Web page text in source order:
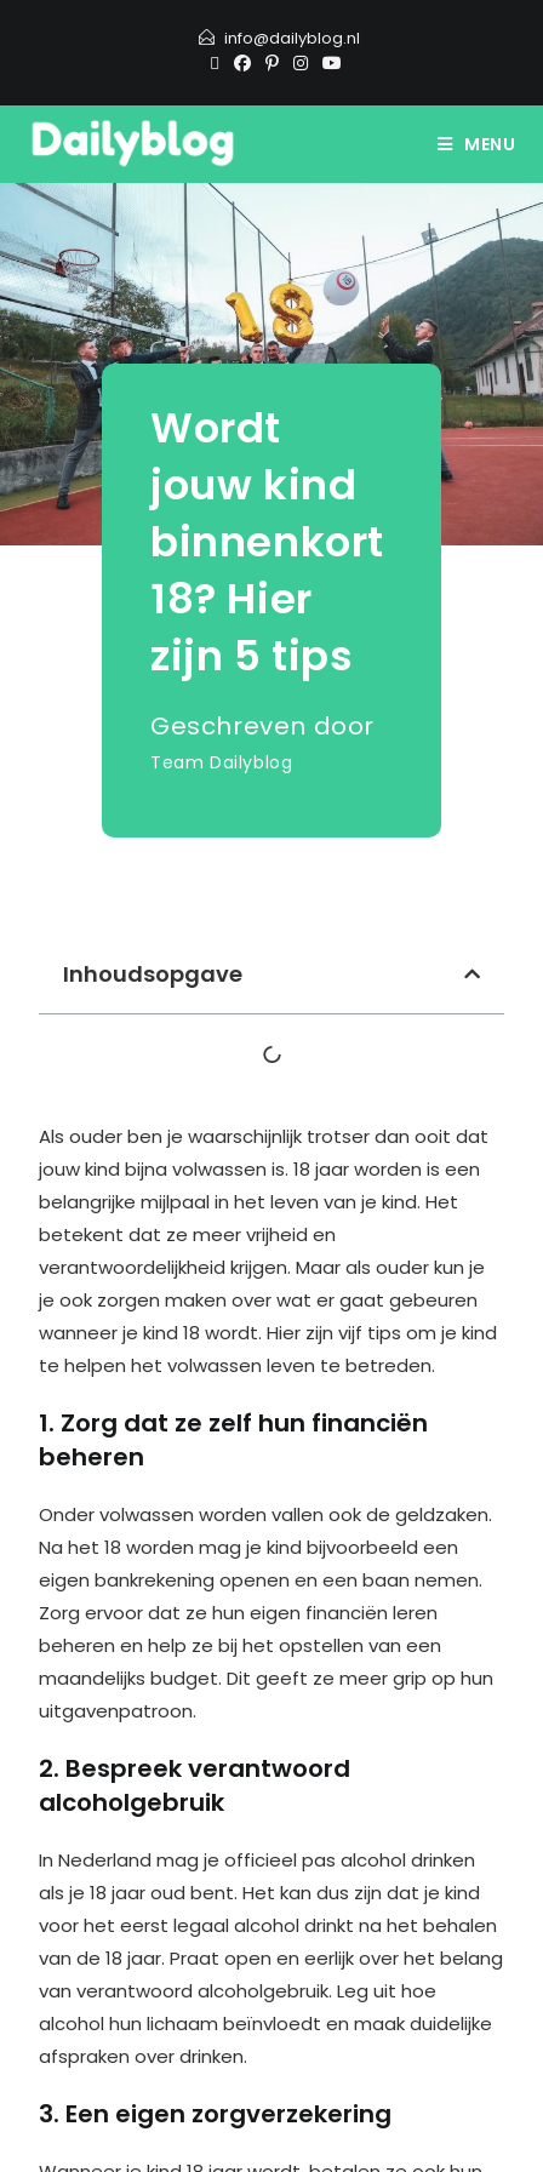
info@dailyblog.nl
MENU
Wordt
jouw kind
binnenkort
18? Hier
zijn 5 tips
Geschreven door
Team Dailyblog
Inhoudsopgave
Als ouder ben je waarschijnlijk trotser dan ooit dat
jouw kind bijna volwassen is. 18 jaar worden is een
belangrijke mijlpaal in het leven van je kind. Het
betekent dat ze meer vrijheid en
verantwoordelijkheid krijgen. Maar als ouder kun je
je ook zorgen maken over wat er gaat gebeuren
wanneer je kind 18 wordt. Hier zijn vijf tips om je kind
te helpen het volwassen leven te betreden.
1. Zorg dat ze zelf hun financiën
beheren
Onder volwassen worden vallen ook de geldzaken.
Na het 18 worden mag je kind bijvoorbeeld een
eigen bankrekening openen en een baan nemen.
Zorg ervoor dat ze hun eigen financiën leren
beheren en help ze bij het opstellen van een
maandelijks budget. Dit geeft ze meer grip op hun
uitgavenpatroon.
2. Bespreek verantwoord
alcoholgebruik
In Nederland mag je officieel pas alcohol drinken
als je 18 jaar oud bent. Het kan dus zijn dat je kind
voor het eerst legaal alcohol drinkt na het behalen
van de 18 jaar. Praat open en eerlijk over het belang
van verantwoord alcoholgebruik. Leg uit hoe
alcohol hun lichaam beïnvloedt en maak duidelijke
afspraken over drinken.
3. Een eigen zorgverzekering